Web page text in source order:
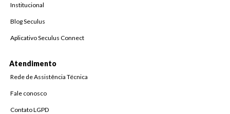
Institucional
Blog Seculus
Aplicativo Seculus Connect
Atendimento
Rede de Assistência Técnica
Fale conosco
Contato LGPD